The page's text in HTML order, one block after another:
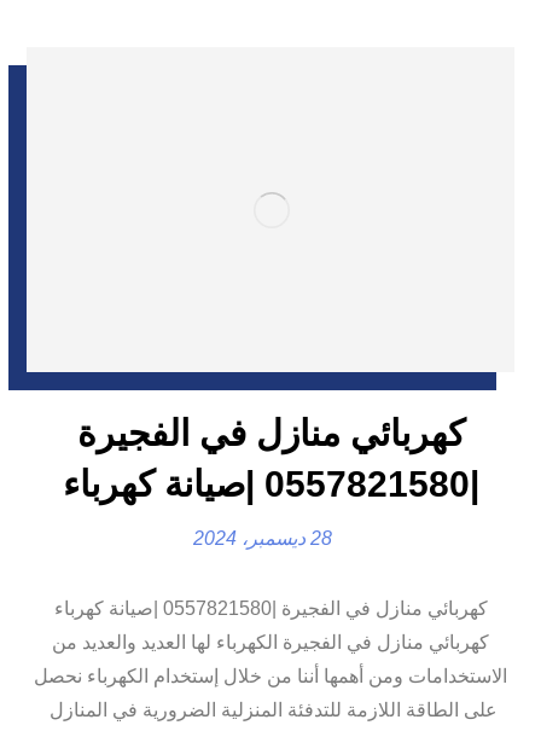
كهربائي منازل في الفجيرة
|0557821580 |صيانة كهرباء
28 ديسمبر، 2024
كهربائي منازل في الفجيرة |0557821580 |صيانة كهرباء
كهربائي منازل في الفجيرة الكهرباء لها العديد والعديد من
الاستخدامات ومن أهمها أننا من خلال إستخدام الكهرباء نحصل
على الطاقة اللازمة للتدفئة المنزلية الضرورية في المنازل